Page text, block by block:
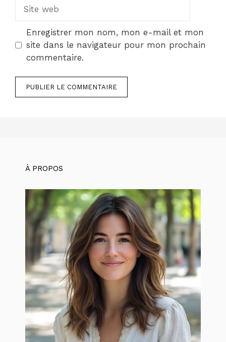
web
Enregistrer mon nom, mon e-mail et mon
site dans le navigateur pour mon prochain
commentaire.
À PROPOS